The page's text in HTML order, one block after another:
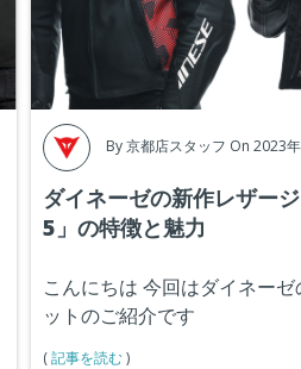
By京都店スタッフ On 2023
ダイネーゼの新作レザー
5」の特徴と魅力
こんにちは 今回はダイネー
ットのご紹介です
(記事を読む)